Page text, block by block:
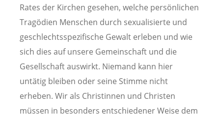
Rates der Kirchen gesehen, welche persönlichen
Tragödien Menschen durch sexualisierte und
geschlechtsspezifische Gewalt erleben und wie
sich dies auf unsere Gemeinschaft und die
Gesellschaft auswirkt. Niemand kann hier
untätig bleiben oder seine Stimme nicht
erheben. Wir als Christinnen und Christen
müssen in besonders entschiedener Weise dem